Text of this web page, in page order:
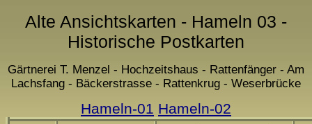
Alte Ansichtskarten - Hameln 03 -
Historische Postkarten
Gärtnerei T. Menzel - Hochzeitshaus - Rattenfänger - Am
Lachsfang - Bäckerstrasse - Rattenkrug - Weserbrücke
Hameln-01 Hameln-02